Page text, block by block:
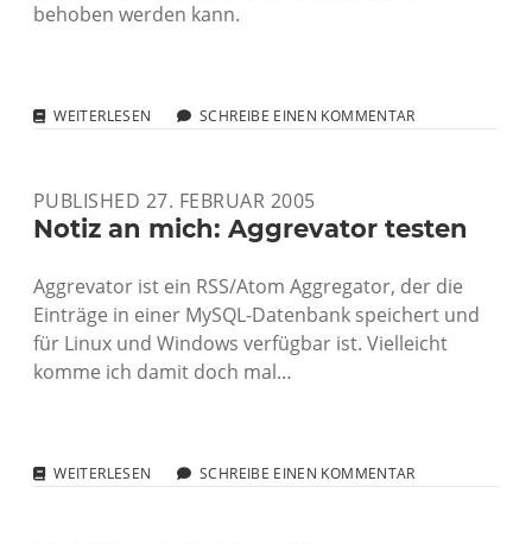
behoben werden kann.
WEITERLESEN SCHREIBE EINEN KOMMENTAR
PUBLISHED 27. FEBRUAR 2005
Notiz an mich: Aggrevator testen
Aggrevator ist ein RSS/Atom Aggregator, der die
Einträge in einer MySQL-Datenbank speichert und
für Linux und Windows verfügbar ist. Vielleicht
komme ich damit doch mal…
WEITERLESEN NOTIZ SCHREIBE EINEN KOMMENTAR